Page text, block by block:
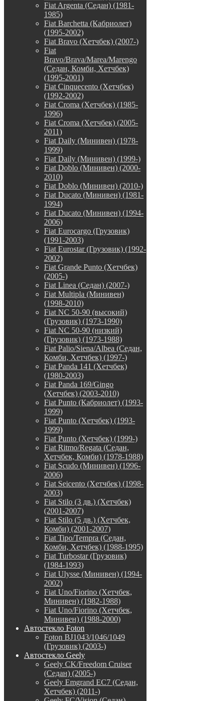
Fiat Argenta (Седан) (1981-
1985)
Fiat Barchetta (Кабриолет)
(1995-2002)
Fiat Bravo (Хетчбек) (2007-)
Fiat
Bravo/Brava/Marea/Marengo
(Седан, Комби, Хетчбек)
(1995-2001)
Fiat Cinquecento (Хетчбек)
(1992-2002)
Fiat Croma (Хетчбек) (1985-
1996)
Fiat Croma (Хетчбек) (2005-
2011)
Fiat Daily (Минивен) (1978-
1999)
Fiat Daily (Минивен) (1999-)
Fiat Doblo (Минивен) (2000-
2010)
Fiat Doblo (Минивен) (2010-)
Fiat Ducato (Минивен) (1981-
1994)
Fiat Ducato (Минивен) (1994-
2006)
Fiat Eurocargo (Грузовик)
(1991-2003)
Fiat Eurostar (Грузовик) (1992-
2002)
Fiat Grande Punto (Хетчбек)
(2005-)
Fiat Linea (Седан) (2007-)
Fiat Multipla (Минивен)
(1998-2010)
Fiat NC 50-90 (высокий)
(Грузовик) (1973-1990)
Fiat NC 50-90 (низкий)
(Грузовик) (1973-1988)
Fiat Palio/Siena/Albea (Седан,
Комби, Хетчбек) (1997-)
Fiat Panda 141 (Хетчбек)
(1980-2003)
Fiat Panda 169/Gingo
(Хетчбек) (2003-2010)
Fiat Punto (Кабриолет) (1993-
1999)
Fiat Punto (Хетчбек) (1993-
1999)
Fiat Punto (Хетчбек) (1999-)
Fiat Ritmo/Regata (Седан,
Хетчбек, Комби) (1978-1988)
Fiat Scudo (Минивен) (1996-
2006)
Fiat Seicento (Хетчбек) (1998-
2003)
Fiat Stilo (3 дв.) (Хетчбек)
(2001-2007)
Fiat Stilo (5 дв.) (Хетчбек,
Комби) (2001-2007)
Fiat Tipo/Tempra (Седан,
Комби, Хетчбек) (1988-1995)
Fiat Turbostar (Грузовик)
(1984-1993)
Fiat Ulysse (Минивен) (1994-
2002)
Fiat Uno/Fiorino (Хетчбек,
Минивен) (1982-1988)
Fiat Uno/Fiorino (Хетчбек,
Минивен) (1988-2000)
Автостекло Foton
Foton BJ1043/1046/1049
(Грузовик) (2003-)
Автостекло Geely
Geely CK/Freedom Cruiser
(Седан) (2005-)
Geely Emgrand EC7 (Седан,
Хетчбек) (2011-)